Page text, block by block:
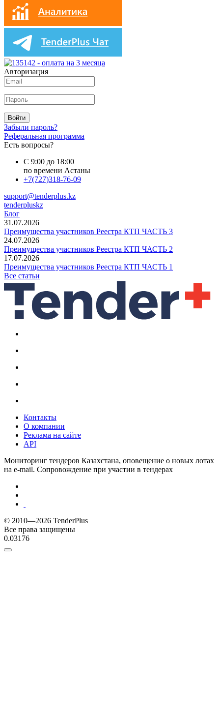
Авторизация
Войти
Забыли пароль?
Реферальная программа
Есть вопросы?
С 9:00 до 18:00
по времени Астаны
+7(727)318-76-09
support@tenderplus.kz
tenderpluskz
Блог
31.07.2026
Преимущества участников Реестра КТП ЧАСТЬ 3
24.07.2026
Преимущества участников Реестра КТП ЧАСТЬ 2
17.07.2026
Преимущества участников Реестра КТП ЧАСТЬ 1
Все статьи
Контакты
О компании
Реклама на сайте
API
Мониторинг тендеров Казахстана, оповещение о новых лотах
на e-mail. Сопровождение при участии в тендерах
© 2010—2026 TenderPlus
Все права защищены
0.03176